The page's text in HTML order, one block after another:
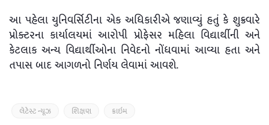
આ પહેલા યુનિવર્સિટીના એક અધિકારીએ જણાવ્યું હતું કે શુક્રવારે
પ્રોક્ટરના કાર્યાલયમાં આરોપી પ્રોફેસર મહિલા વિદ્યાર્થીની અને
કેટલાક અન્ય વિદ્યાર્થીઓના નિવેદનો નોંધવામાં આવ્યા હતા અને
તપાસ બાદ આગળનો નિર્ણય લેવામાં આવશે.
લેટેસ્ટ ન્યૂઝ શિક્ષણ ક્રાઇમ